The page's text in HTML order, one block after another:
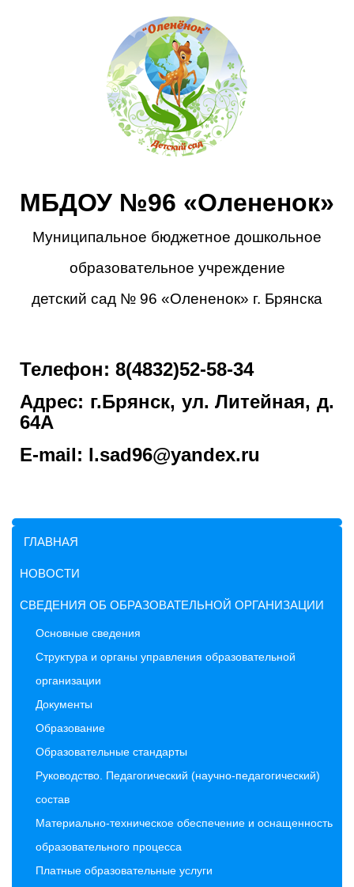
МБДОУ №96 «Олененок»
Муниципальное бюджетное дошкольное
образовательное учреждение
детский сад № 96 «Олененок» г. Брянска
Телефон: 8(4832)52-58-34
Адрес: г.Брянск, ул. Литейная, д.
64А
E-mail: l.sad96@yandex.ru
ГЛАВНАЯ
НОВОСТИ
СВЕДЕНИЯ ОБ ОБРАЗОВАТЕЛЬНОЙ ОРГАНИЗАЦИИ
Основные сведения
Структура и органы управления образовательной
организации
Документы
Образование
Образовательные стандарты
Руководство. Педагогический (научно-педагогический)
состав
Материально-техническое обеспечение и оснащенность
образовательного процесса
Платные образовательные услуги